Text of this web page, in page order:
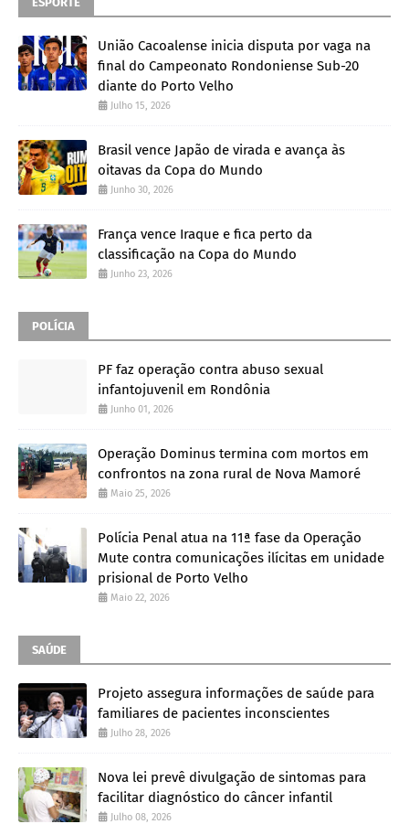
União Cacoalense inicia disputa por vaga na
final do Campeonato Rondoniense Sub-20
diante do Porto Velho
Julho 15, 2026
Brasil vence Japão de virada e avança às
oitavas da Copa do Mundo
Junho 30, 2026
França vence Iraque e fica perto da
classificação na Copa do Mundo
Junho 23, 2026
POLÍCIA
PF faz operação contra abuso sexual
infantojuvenil em Rondônia
Junho 01, 2026
Operação Dominus termina com mortos em
confrontos na zona rural de Nova Mamoré
Maio 25, 2026
Polícia Penal atua na 11ª fase da Operação
Mute contra comunicações ilícitas em unidade
prisional de Porto Velho
Maio 22, 2026
SAÚDE
Projeto assegura informações de saúde para
familiares de pacientes inconscientes
Julho 28, 2026
Nova lei prevê divulgação de sintomas para
facilitar diagnóstico do câncer infantil
Julho 08, 2026